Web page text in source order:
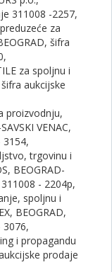
311008 -2257,
za
šifra
za spoljnu i
aukcijske
proizvodnju,
VENAC,
3154,
trgovinu i
BEOGRAD-
- 2204p,
spoljnu i
BEOGRAD,
3076,
i propagandu
prodaje